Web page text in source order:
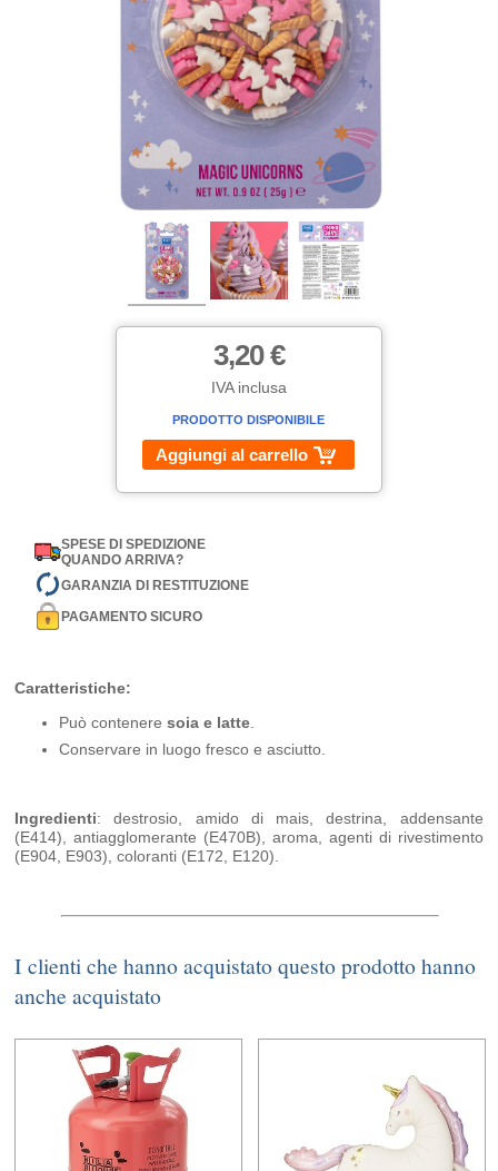
3,20 €
IVA inclusa
PRODOTTO DISPONIBILE
Aggiungi al carrello
SPESE DI SPEDIZIONE
QUANDO ARRIVA?
GARANZIA DI RESTITUZIONE
PAGAMENTO SICURO
Caratteristiche:
Può conteneresoia e latte
Conservare in luogo fresco e asciutto.
Ingredienti: destrosio, amido di mais, destrina, addensante
(E414), antiagglomerante (E470B), aroma, agenti di rivestimento
(E904, E903), coloranti (E172, E120).
I clienti che hanno acquistato questo prodotto hanno
anche acquistato